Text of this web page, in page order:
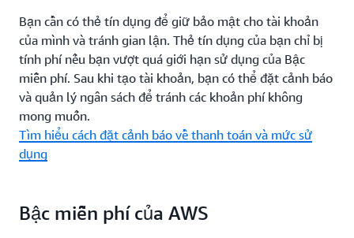
Bạn cần có thẻ tín dụng để giữ bảo mật cho tài khoản
của mình và tránh gian lận. Thẻ tín dụng của bạn chỉ bị
tính phí nếu bạn vượt quá giới hạn sử dụng của Bậc
miễn phí. Sau khi tạo tài khoản, bạn có thể đặt cảnh báo
và quản lý ngân sách để tránh các khoản phí không
mong muốn.
Tìm hiểu cách đặt cảnh báo về thanh toán và mức sử
dụng
Bậc miễn phí của AWS